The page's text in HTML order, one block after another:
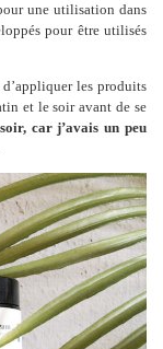
une utilisation dans
pour être utilisés
les produits
et le soir avant de se
car j’avais un peu